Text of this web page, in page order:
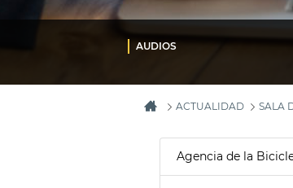
AUDIOS
ACTUALIDAD SALA
Agencia de la